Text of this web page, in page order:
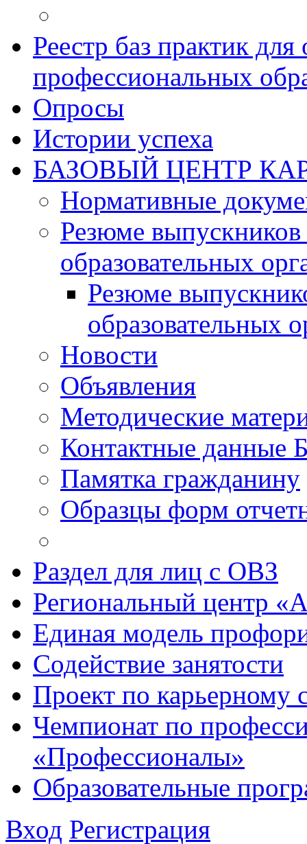
Реестр баз практик
профессиональных
Опросы
Истории успеха
БАЗОВЫЙ ЦЕНТР
Нормативные
Резюме
образовательных
Резюме
образовательных
Новости
Объявления
Методические
Контактные
Памятка гражданину
Образцы форм
Раздел для лиц с ОВЗ
Региональный центр
Единая модель
Содействие занятости
Проект по
Чемпионат по
«Профессионалы»
Образовательные
Вход Регистрация